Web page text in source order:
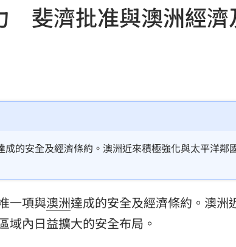
19:53
警
綻」 19:45
體驗
戒線 19:25
斐濟批准與澳洲經濟
的安全及經濟條約。澳洲近來積極強化與太平洋鄰
一項與澳洲達成的安全及經濟條約。澳洲
域內日益擴大的安全布局。